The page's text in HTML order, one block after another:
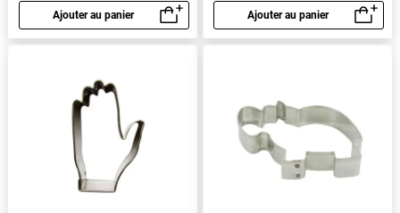
Ajouter au panier
Aperçu rapide
Ajouter au panier
Aperçu rapide